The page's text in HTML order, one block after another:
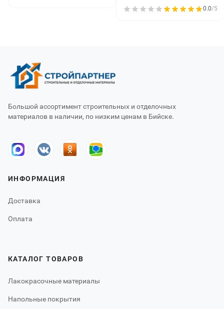
0.0/5
Большой ассортимент строительных и отделочных
материалов в наличии, по низким ценам в Бийске.
ИНФОРМАЦИЯ
Доставка
Оплата
КАТАЛОГ ТОВАРОВ
Лакокрасочные материалы
Напольные покрытия